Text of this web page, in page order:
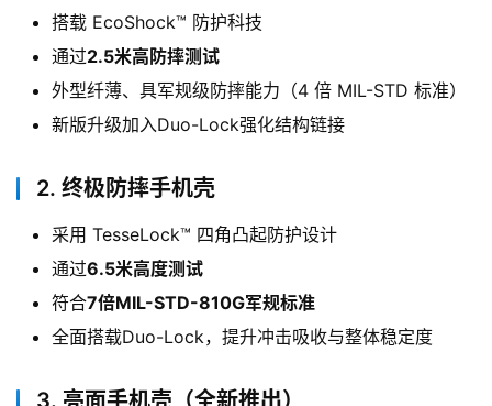
搭载 EcoShock™ 防护科技
通过2.5米高防摔测试
外型纤薄、具军规级防摔能力（4 倍 MIL-STD 标准）
新版升级加入Duo-Lock强化结构链接
2. 终极防摔手机壳
采用 TesseLock™ 四角凸起防护设计
通过6.5米高度测试
符合7倍MIL-STD-810G军规标准
全面搭载Duo-Lock，提升冲击吸收与整体稳定度